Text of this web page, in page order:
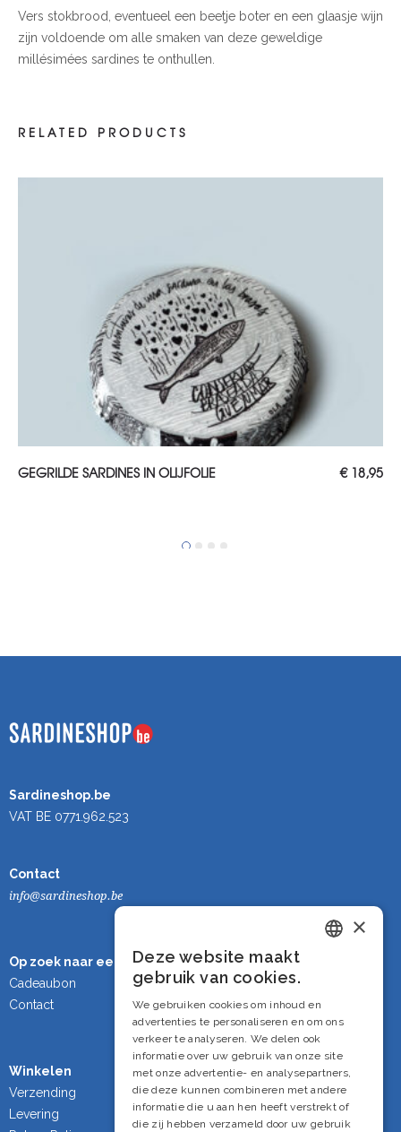
Vers stokbrood, eventueel een beetje boter en een glaasje wijn
zijn voldoende om alle smaken van deze geweldige
millésimées sardines te onthullen.
RELATED PRODUCTS
TOEVOEGEN AAN WINKELWAGEN
GEGRILDE SARDINES IN OLIJFOLIE €18,95
Sardineshop.be
VAT BE 0771.962.523
Contact
info@sardineshop.be
Op zoek naar een cadeau?
Cadeaubon
Contact
Winkelen
Verzending
Levering
×
Deze website maakt
gebruik van cookies.
We gebruiken cookies om inhoud en
advertenties te personaliseren en om ons
verkeer te analyseren. We delen ook
informatie over uw gebruik van onze site
met onze advertentie- en analysepartners,
die deze kunnen combineren met andere
informatie die u aan hen heeft verstrekt of
die zij hebben verzameld door uw gebruik